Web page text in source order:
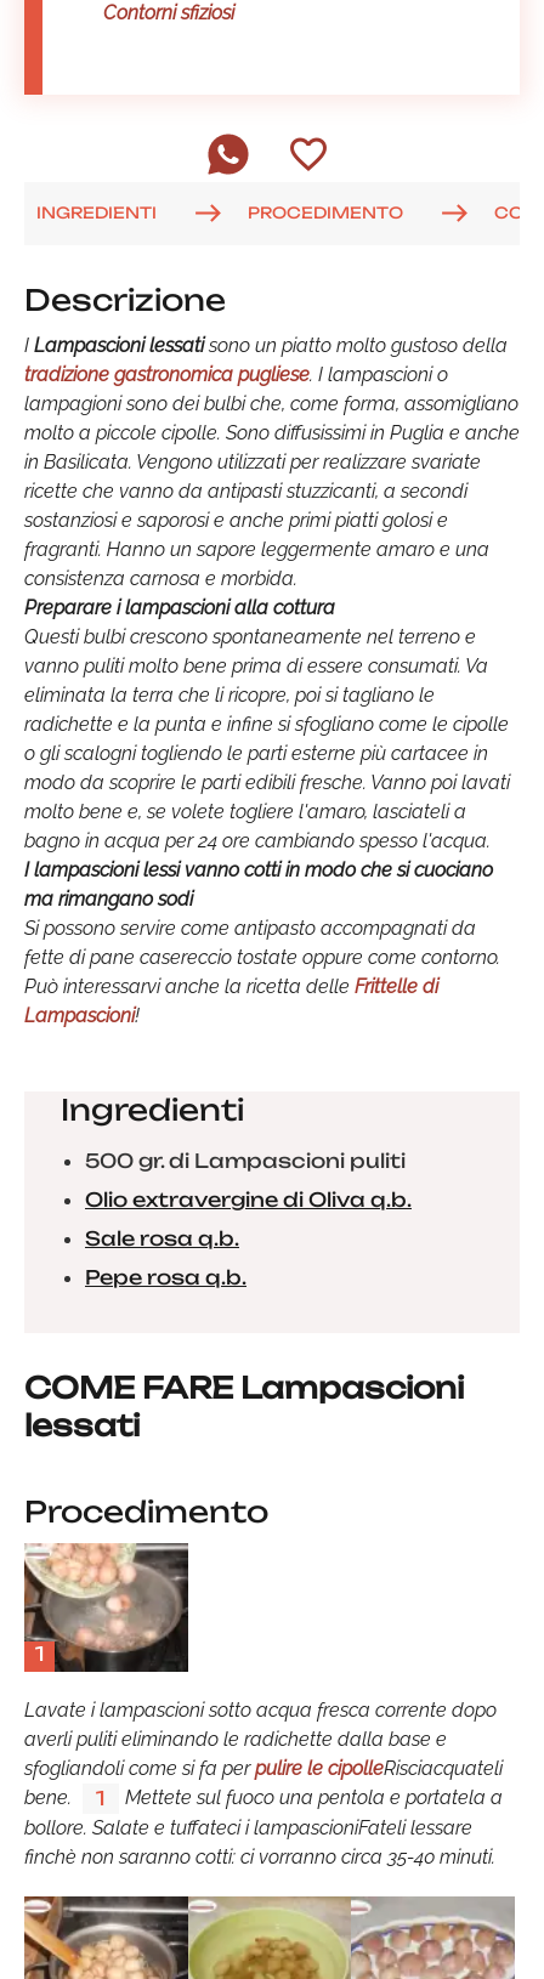
Contorni sfiziosi
INGREDIENTI PROCEDIMENTO
Descrizione
I Lampascioni lessatisono un piatto molto gustoso della
tradizione gastronomica pugliese. I lampascioni o
lampagioni sono dei bulbi che, come forma, assomigliano
molto a piccole cipolle. Sono diffusissimi in Puglia e anche
in Basilicata. Vengono utilizzati per realizzare svariate
ricette che vanno da antipasti stuzzicanti, a secondi
sostanziosi e saporosi e anche primi piatti golosi e
fragranti. Hanno un sapore leggermente amaro e una
consistenza carnosa e morbida.
Preparare i lampascioni alla cottura
Questi bulbi crescono spontaneamente nel terreno e
vanno puliti molto bene prima di essere consumati. Va
eliminata la terra che li ricopre, poi si tagliano le
radichette e la punta e infine si sfogliano come le cipolle
o gli scalogni togliendo le parti esterne più cartacee in
modo da scoprire le parti edibili fresche. Vanno poi lavati
molto bene e, se volete togliere l'amaro, lasciateli a
bagno in acqua per 24 ore cambiando spesso l'acqua.
Ilampascioni lessivanno cotti in modo che si cuociano
ma rimangano sodi
Si possono servire come antipasto accompagnati da
fette di pane casereccio tostate oppure come contorno.
Può interessarvi anche la ricetta delle Frittelle di
Lampascioni!
Ingredienti
500 gr. di Lampascioni puliti
Olio extravergine di Oliva q.b.
Sale rosa q.b.
Pepe rosa q.b.
COME FARE Lampascioni
lessati
Procedimento
1
Lavate i lampascioni sotto acqua fresca corrente dopo
averli puliti eliminando le radichette dalla base e
sfogliandoli come si fa perpulire le cipolleRisciacquateli
bene.
1
Mettete sul fuoco una pentola e portatela a
bollore. Salate e tuffateci i lampascioniFateli lessare
finchè non saranno cotti: ci vorranno circa 35-40 minuti.